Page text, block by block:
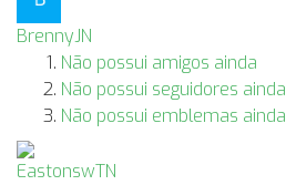
BrennyJN
Não possui amigos ainda
Não possui seguidores ainda
Não possui emblemas ainda